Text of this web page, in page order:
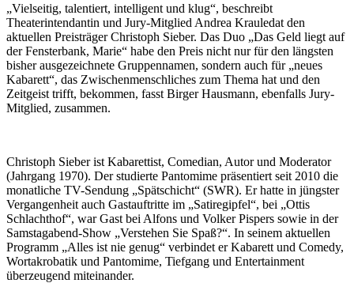
„Vielseitig, talentiert, intelligent und klug“, beschreibt
Theaterintendantin und Jury-Mitglied Andrea Krauledat den
aktuellen Preisträger Christoph Sieber. Das Duo „Das Geld liegt auf
der Fensterbank, Marie“ habe den Preis nicht nur für den längsten
bisher ausgezeichnete Gruppennamen, sondern auch für „neues
Kabarett“, das Zwischenmenschliches zum Thema hat und den
Zeitgeist trifft, bekommen, fasst Birger Hausmann, ebenfalls Jury-
Mitglied, zusammen.
Christoph Sieber ist Kabarettist, Comedian, Autor und Moderator
(Jahrgang 1970). Der studierte Pantomime präsentiert seit 2010 die
monatliche TV-Sendung „Spätschicht“ (SWR). Er hatte in jüngster
Vergangenheit auch Gastauftritte im „Satiregipfel“, bei „Ottis
Schlachthof“, war Gast bei Alfons und Volker Pispers sowie in der
Samstagabend-Show „Verstehen Sie Spaß?“. In seinem aktuellen
Programm „Alles ist nie genug“ verbindet er Kabarett und Comedy,
Wortakrobatik und Pantomime, Tiefgang und Entertainment
überzeugend miteinander.